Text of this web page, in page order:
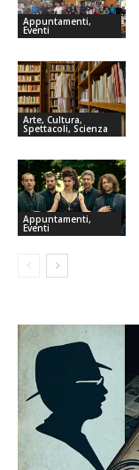
Appuntamenti,
Eventi
Arte, Cultura,
Spettacoli, Scienza
Appuntamenti,
Eventi